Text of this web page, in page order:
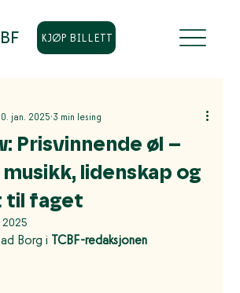
KJØP BILLETT
Prisvinnende øl –
lidenskap og
til faget
jan. 2025 3 min lesing
2025
Borg i TCBF-redaksjonen